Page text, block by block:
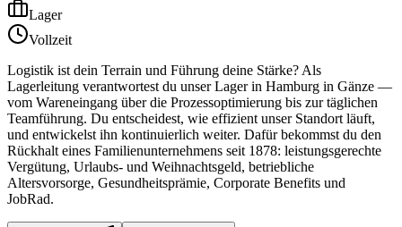
Lager
Vollzeit
Logistik ist dein Terrain und Führung deine Stärke? Als
Lagerleitung verantwortest du unser Lager in Hamburg in Gänze —
vom Wareneingang über die Prozessoptimierung bis zur täglichen
Teamführung. Du entscheidest, wie effizient unser Standort läuft,
und entwickelst ihn kontinuierlich weiter. Dafür bekommst du den
Rückhalt eines Familienunternehmens seit 1878: leistungsgerechte
Vergütung, Urlaubs- und Weihnachtsgeld, betriebliche
Altersvorsorge, Gesundheitsprämie, Corporate Benefits und
JobRad.